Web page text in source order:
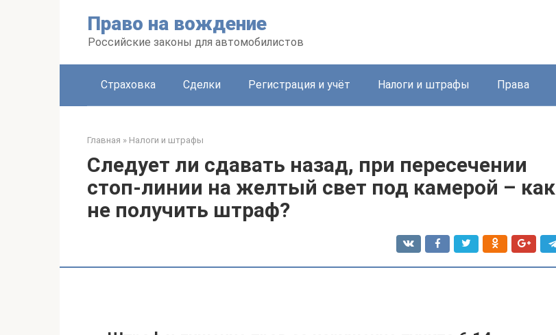
Право на вождение
Российские законы для автомобилистов
Страховка Сделки Регистрация и учёт Налоги и штрафы Права
Главная » Налоги и штрафы
Следует ли сдавать назад, при пересечении
стоп-линии на желтый свет под камерой – как
не получить штраф?